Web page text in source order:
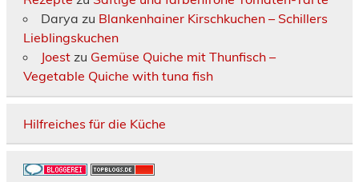
Darya zu Blankenhainer Kirschkuchen – Schillers
Lieblingskuchen
Joestzu Gemüse Quiche mit Thunfisch –
Vegetable Quiche with tuna fish
Hilfreiches für die Küche